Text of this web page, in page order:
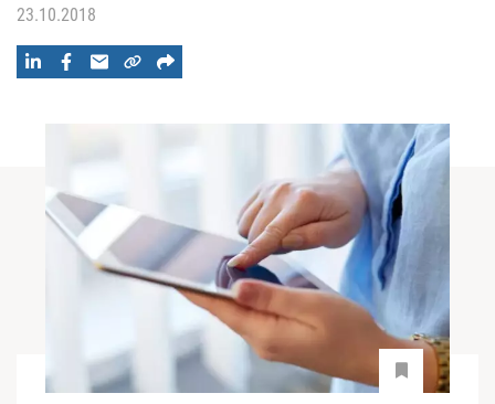
23.10.2018